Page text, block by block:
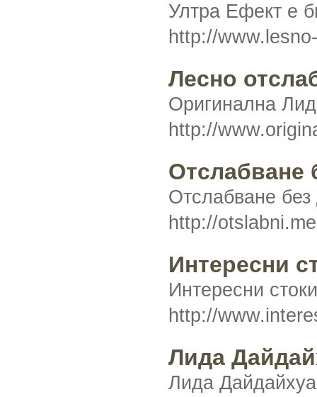
Ултра Ефект е
http://
Лесно
Оригинална
http://
Отслабване
Отслабване без
http://
Интересни
Интересни
http://
Лида
Лида